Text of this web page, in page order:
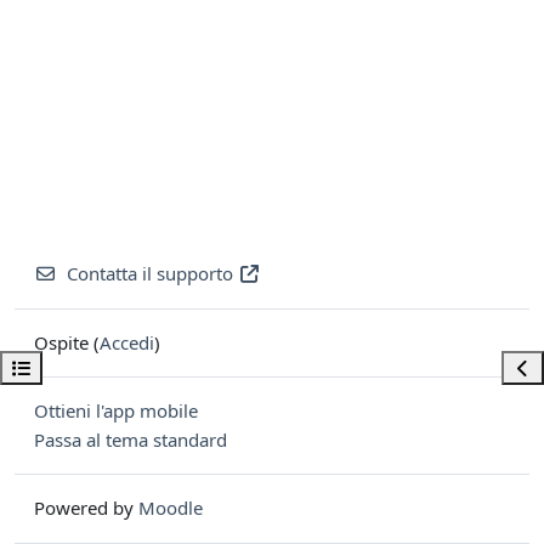
Apri indice del corso
Contatta il supporto
Ospite (Accedi)
Ottieni l'app mobile
Passa al tema standard
Powered by Moodle